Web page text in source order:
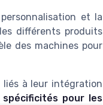
et la
différents produits
des machines pour
liés à leur intégration
pour les